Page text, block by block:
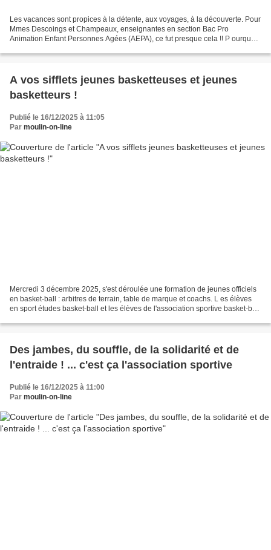
Les vacances sont propices à la détente, aux voyages, à la découverte. Pour
Mmes Descoings et Champeaux, enseignantes en section Bac Pro
Animation Enfant Personnes Agées (AEPA), ce fut presque cela !! P ourquoi
A vos sifflets jeunes basketteuses et jeunes
basketteurs !
Publié le 16/12/2025 à 11:05
Par moulin-on-line
Mercredi 3 décembre 2025, s'est déroulée une formation de jeunes officiels
en basket-ball : arbitres de terrain, table de marque et coachs. L es élèves
en sport études basket-ball et les élèves de l'association sportive basket-ball
Des jambes, du souffle, de la solidarité et de
l'entraide ! ... c'est ça l'association sportive
Publié le 16/12/2025 à 11:00
Par moulin-on-line